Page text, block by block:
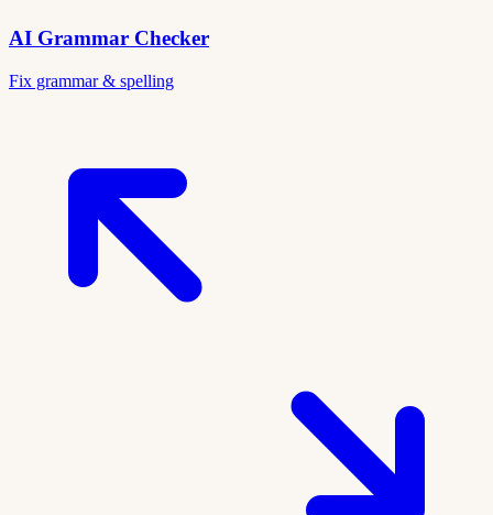
AI Grammar Checker
Fix grammar & spelling